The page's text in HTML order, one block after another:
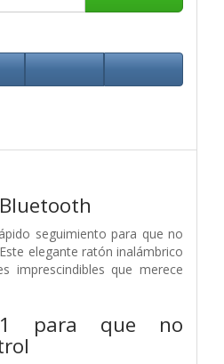
seguimiento para que no
elegante ratón inalámbrico
imprescindibles que merece
para que no